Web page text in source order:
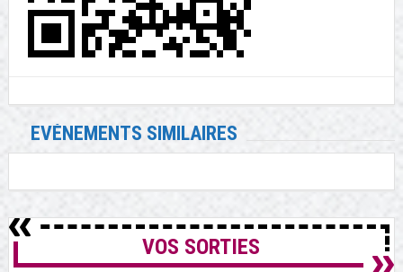
EVÉNEMENTS SIMILAIRES
VOS SORTIES